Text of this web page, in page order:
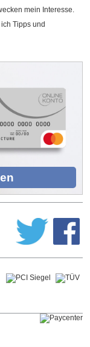
mein Interesse.
Tipps und